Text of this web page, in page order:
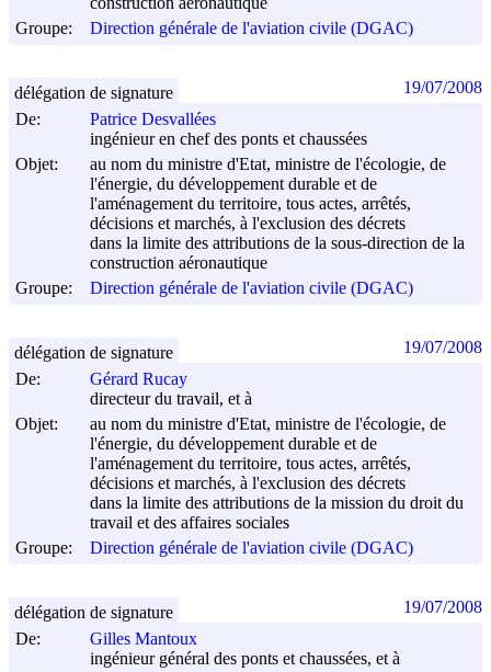
Groupe:
Direction générale de l'aviation civile (DGAC)
De:
Patrice Desvallées
ingénieur en chef des ponts et chaussées
Objet:
au nom du ministre d'Etat, ministre de l'écologie, de
l'énergie, du développement durable et de
l'aménagement du territoire, tous actes, arrêtés,
décisions et marchés, à l'exclusion des décrets
dans la limite des attributions de la sous-direction de la
construction aéronautique
Groupe:
Direction générale de l'aviation civile (DGAC)
délégation de signature 19/07/2008
De:
Gérard Rucay
directeur du travail, et à
Objet:
au nom du ministre d'Etat, ministre de l'écologie, de
l'énergie, du développement durable et de
l'aménagement du territoire, tous actes, arrêtés,
décisions et marchés, à l'exclusion des décrets
dans la limite des attributions de la mission du droit du
travail et des affaires sociales
Groupe:
Direction générale de l'aviation civile (DGAC)
délégation de signature 19/07/2008
De:
Gilles Mantoux
ingénieur général des ponts et chaussées, et à
délégation de signature 19/07/2008